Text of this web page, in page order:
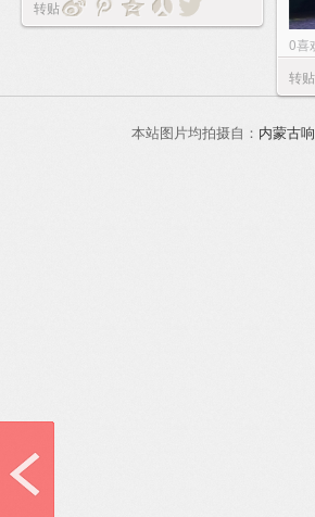
转贴
0喜
转贴
本站图片均拍摄自： 内蒙古